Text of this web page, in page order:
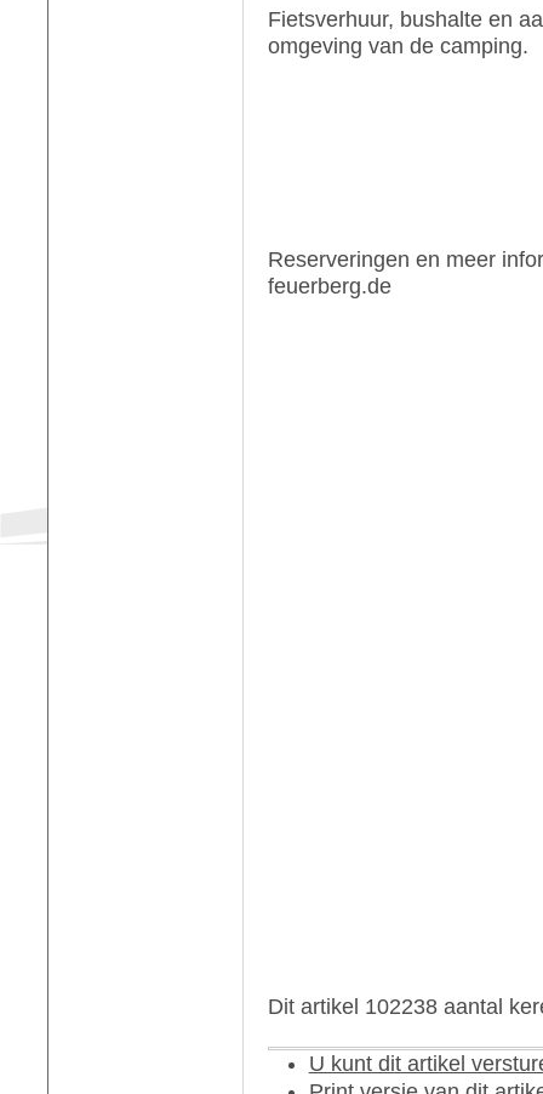
Fietsverhuur, bushalte en
omgeving van de camping.
Reserveringen en meer
feuerberg.de
Dit artikel 102238 aantal
U kunt dit artikel